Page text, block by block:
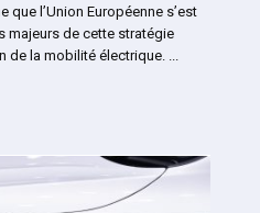
que l’Union Européenne s’est
majeurs de cette stratégie
de la mobilité électrique. ...